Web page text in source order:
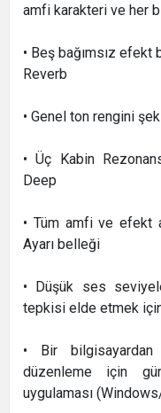
amfi karakteri ve her
• Beş bağımsız
Reverb
• Genel ton rengini
• Üç Kabin
Deep
• Tüm amfi ve efekt
Ayarı belleği
• Düşük ses
tepkisi elde etmek
• Bir
düzenleme için
uygulaması